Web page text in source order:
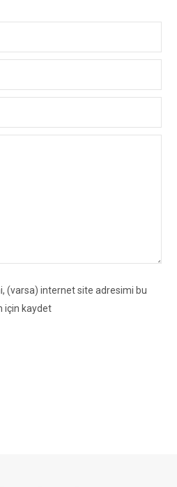
(varsa) internet site adresimi bu
için kaydet